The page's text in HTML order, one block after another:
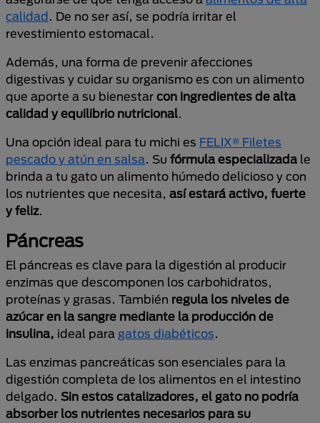
calidad. De no ser así, se podría irritar el
revestimiento estomacal.
Además, una forma de prevenir afecciones
digestivas y cuidar su organismo es con un alimento
que aporte a su bienestar con ingredientes de alta
calidad y equilibrio nutricional.
Una opción ideal para tu michi es FELIX® Filetes
pescado y atún en salsa. Su fórmula especializada le
brinda a tu gato un alimento húmedo delicioso y con
los nutrientes que necesita, así estará activo, fuerte
y feliz.
Páncreas
El páncreas es clave para la digestión al producir
enzimas que descomponen los carbohidratos,
proteínas y grasas. También regula los niveles de
azúcar en la sangre mediante la producción de
insulina, ideal para gatos diabéticos.
Las enzimas pancreáticas son esenciales para la
digestión completa de los alimentos en el intestino
delgado. Sin estos catalizadores, el gato no podría
absorber los nutrientes necesarios para su